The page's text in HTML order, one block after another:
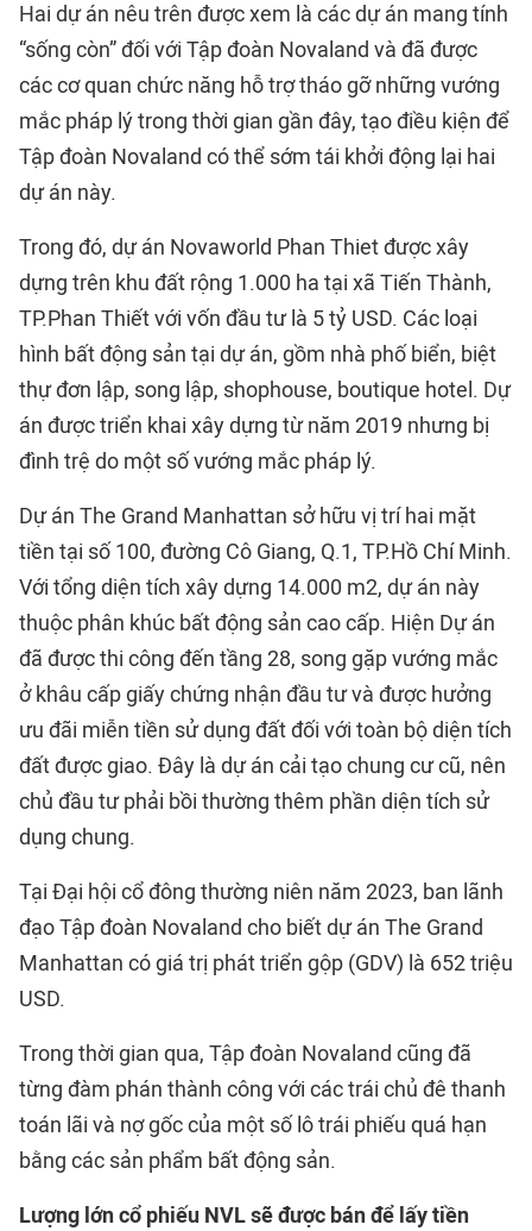
Hai dự án nêu trên được xem là các dự án mang tính
“sống còn” đối với Tập đoàn Novaland và đã được
các cơ quan chức năng hỗ trợ tháo gỡ những vướng
mắc pháp lý trong thời gian gần đây, tạo điều kiện để
Tập đoàn Novaland có thể sớm tái khởi động lại hai
dự án này.
Trong đó, dự án Novaworld Phan Thiet được xây
dựng trên khu đất rộng 1.000 ha tại xã Tiến Thành,
TP.Phan Thiết với vốn đầu tư là 5 tỷ USD. Các loại
hình bất động sản tại dự án, gồm nhà phố biển, biệt
thự đơn lập, song lập, shophouse, boutique hotel. Dự
án được triển khai xây dựng từ năm 2019 nhưng bị
đình trệ do một số vướng mắc pháp lý.
Dự án The Grand Manhattan sở hữu vị trí hai mặt
tiền tại số 100, đường Cô Giang, Q.1, TP.Hồ Chí Minh.
Với tổng diện tích xây dựng 14.000 m2, dự án này
thuộc phân khúc bất động sản cao cấp. Hiện Dự án
đã được thi công đến tầng 28, song gặp vướng mắc
ở khâu cấp giấy chứng nhận đầu tư và được hưởng
ưu đãi miễn tiền sử dụng đất đối với toàn bộ diện tích
đất được giao. Đây là dự án cải tạo chung cư cũ, nên
chủ đầu tư phải bồi thường thêm phần diện tích sử
dụng chung.
Tại Đại hội cổ đông thường niên năm 2023, ban lãnh
đạo Tập đoàn Novaland cho biết dự án The Grand
Manhattan có giá trị phát triển gộp (GDV) là 652 triệu
USD.
Trong thời gian qua, Tập đoàn Novaland cũng đã
từng đàm phán thành công với các trái chủ đê thanh
toán lãi và nợ gốc của một số lô trái phiếu quá hạn
bằng các sản phẩm bất động sản.
Lượng lớn cổ phiếu NVL sẽ được bán để lấy tiền